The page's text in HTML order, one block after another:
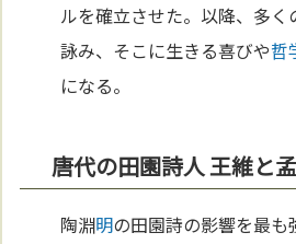
ルを確立させた。以降、多
詠み、そこに生きる喜びや哲
になる。
唐代の田園詩人 王維と
陶淵明の田園詩の影響を最も